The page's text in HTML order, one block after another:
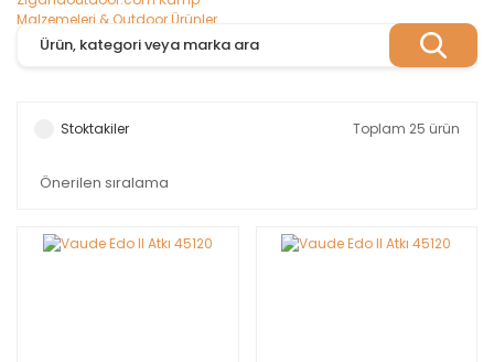
Stoktakiler Toplam 25 ürün